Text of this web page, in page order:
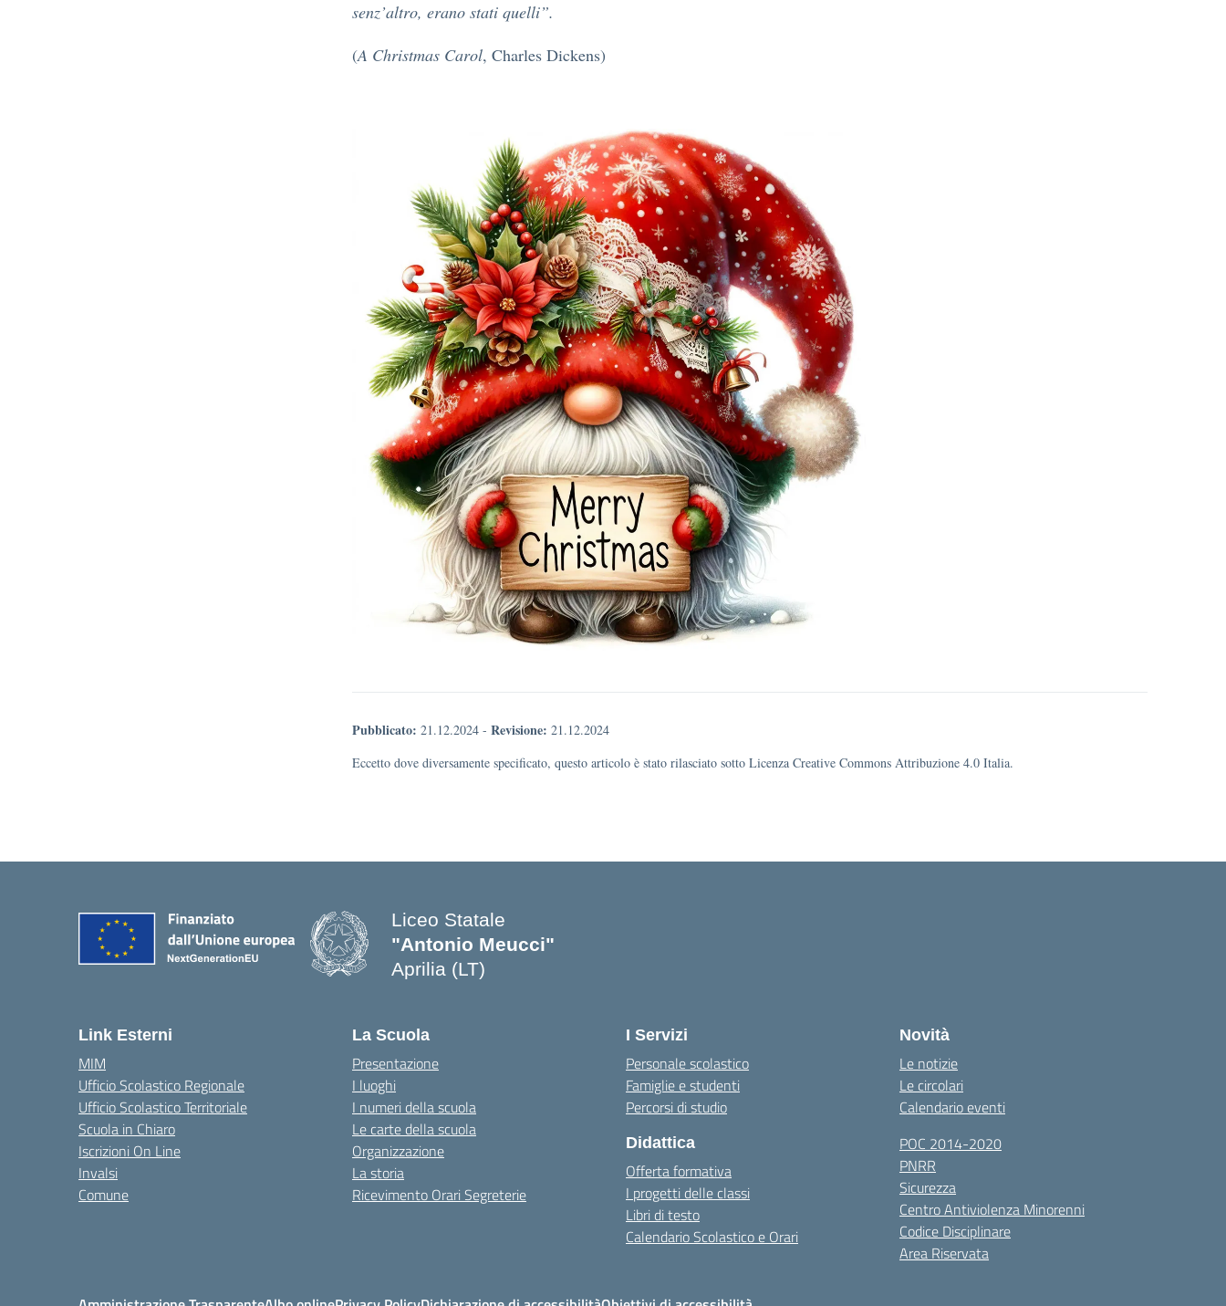
senz’altro, erano stati quelli”.
(A Christmas Carol, Charles Dickens)
Pubblicato: 21.12.2024 - Revisione: 21.12.2024
Eccetto dove diversamente specificato, questo articolo è stato rilasciato sotto Licenza Creative Commons Attribuzione 4.0 Italia.
Liceo Statale
"Antonio Meucci"
Aprilia (LT)
Link Esterni
MIM
Ufficio Scolastico Regionale
Ufficio Scolastico Territoriale
Scuola in Chiaro
Iscrizioni On Line
Invalsi
Comune
La Scuola
Presentazione
I luoghi
I numeri della scuola
Le carte della scuola
Organizzazione
La storia
Ricevimento Orari Segreterie
I Servizi
Personale scolastico
Famiglie e studenti
Percorsi di studio
Didattica
Offerta formativa
I progetti delle classi
Libri di testo
Calendario Scolastico e Orari
Novità
Le notizie
Le circolari
Calendario eventi
POC 2014-2020
PNRR
Sicurezza
Centro Antiviolenza Minorenni
Codice Disciplinare
Area Riservata